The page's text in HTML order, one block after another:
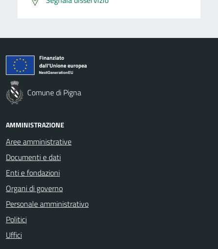
Comune di Pigna
AMMINISTRAZIONE
Aree amministrative
Documenti e dati
Enti e fondazioni
Organi di governo
Personale amministrativo
Politici
Uffici